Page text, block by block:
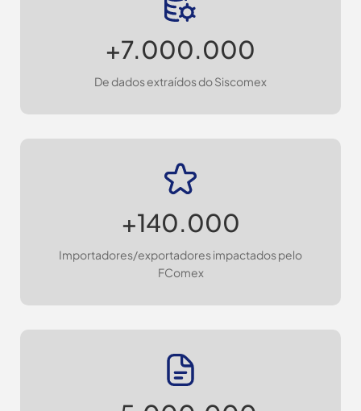
+7.000.000
De dados extraídos do Siscomex
+140.000
Importadores/exportadores impactados pelo
FComex